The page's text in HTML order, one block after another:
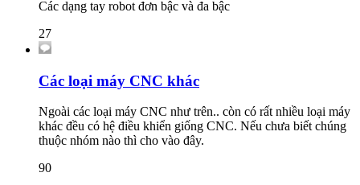
Các dạng tay robot đơn bậc và đa bậc
27
Các loại máy CNC khác
Ngoài các loại máy CNC như trên.. còn có rất nhiều loại máy
khác đều có hệ điều khiển giống CNC. Nếu chưa biết chúng
thuộc nhóm nào thì cho vào đây.
90